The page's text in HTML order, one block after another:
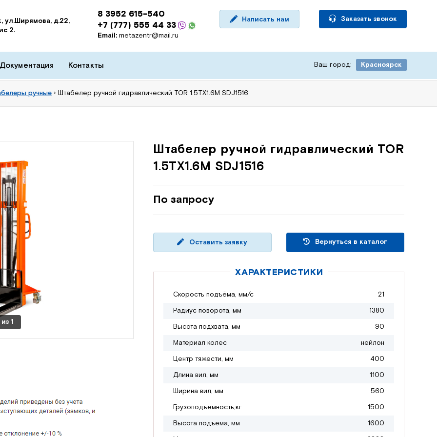
ул.Ширямова, д.22,
2.
8 3952 615-540
+7 (777) 555 44 33
Email: metazentr@mail.ru
Написать нам Заказать звонок
Контакты Ваш город: Красноярск
ручные › Штабелер ручной гидравлический TOR 1.5TX1.6M SDJ1516
1
Штабелер ручной гидравлический TOR
1.5TX1.6M SDJ1516
По запросу
Оставить заявку Вернуться в каталог
ХАРАКТЕРИСТИКИ
Скорость подъёма, мм/с
21
Радиус поворота, мм
1380
Высота подхвата, мм
90
Материал колес
нейлон
Центр тяжести, мм
400
Длина вил, мм
1100
Ширина вил, мм
560
Грузоподъемность,кг
1500
Высота подъема, мм
1600